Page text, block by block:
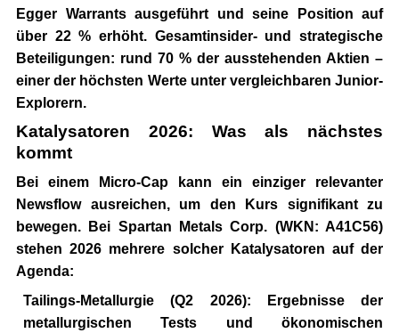
Egger Warrants ausgeführt und seine Position auf
über 22 % erhöht. Gesamtinsider- und strategische
Beteiligungen: rund 70 % der ausstehenden Aktien –
einer der höchsten Werte unter vergleichbaren Junior-
Explorern.
Katalysatoren 2026: Was als nächstes
kommt
Bei einem Micro-Cap kann ein einziger relevanter
Newsflow ausreichen, um den Kurs signifikant zu
bewegen. Bei Spartan Metals Corp. (WKN: A41C56)
stehen 2026 mehrere solcher Katalysatoren auf der
Agenda:
Tailings-Metallurgie (Q2 2026):
Ergebnisse der
metallurgischen Tests und ökonomischen